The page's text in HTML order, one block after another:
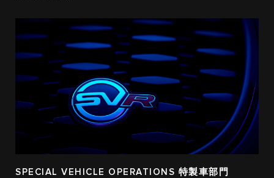
SPECIAL VEHICLE OPERATIONS 特製車部門